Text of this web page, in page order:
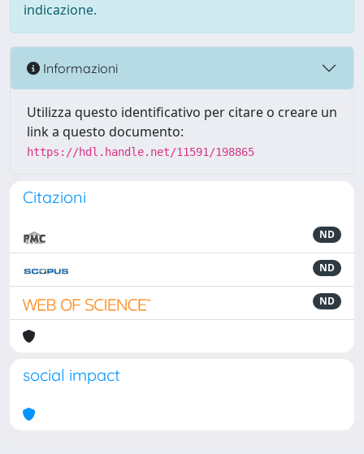
indicazione.
Informazioni
Utilizza questo identificativo per citare o creare un
link a questo documento:
https://hdl.handle.net/11591/198865
Citazioni
ND
ND
ND
social impact